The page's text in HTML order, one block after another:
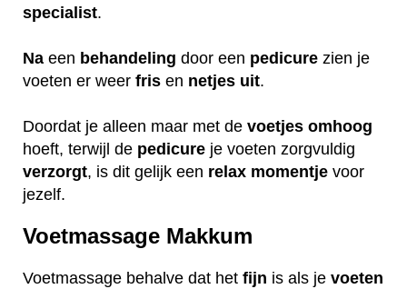
specialist.
Na een behandeling door een pedicure zien je
voeten er weer fris en netjes uit.
Doordat je alleen maar met de voetjes omhoog
hoeft, terwijl de pedicure je voeten zorgvuldig
verzorgt, is dit gelijk een relax momentje voor
jezelf.
Voetmassage Makkum
Voetmassage behalve dat het fijn is als je voeten